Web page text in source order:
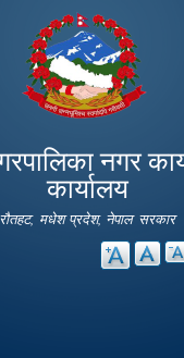
main
content
नगर
कार्यालय
रौतहट, मधेश प्रदेश, नेपाल सरकार